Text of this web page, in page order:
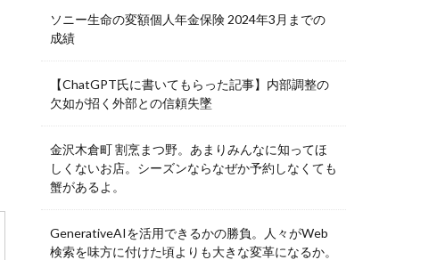
ソニー生命の変額個人年金保険 2024年3月までの
成績
【ChatGPT氏に書いてもらった記事】内部調整の
欠如が招く外部との信頼失墜
金沢木倉町 割烹まつ野。あまりみんなに知ってほ
しくないお店。シーズンならなぜか予約しなくても
蟹があるよ。
GenerativeAIを活用できるかの勝負。人々がWeb
検索を味方に付けた頃よりも大きな変革になるか。